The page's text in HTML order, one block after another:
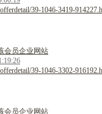
39-1046-3419-
会员企业网站
39-1046-3302-
会员企业网站